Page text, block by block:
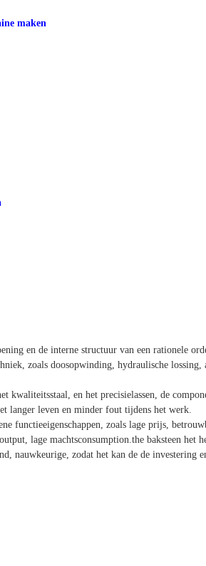
maken
en de interne structuur van een rationele
zoals doosopwinding, hydraulische
en het precisielassen, de
langer leven en minder fout tijdens het werk.
functieeigenschappen, zoals lage prijs,
lage machtsconsumption.the baksteen het
nauwkeurige, zodat het kan de de investering